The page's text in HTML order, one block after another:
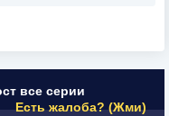
все серии
Есть жалоба? (Жми)